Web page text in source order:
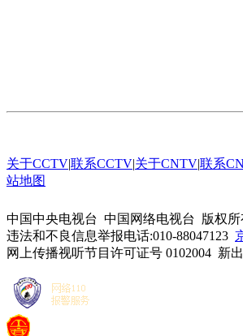
关于CCTV|联系CCTV|关于CNTV|联系
站地图
中国中央电视台 中国网络电视台 版权所
违法和不良信息举报电话:010-88047123
网上传播视听节目许可证号 0102004 新